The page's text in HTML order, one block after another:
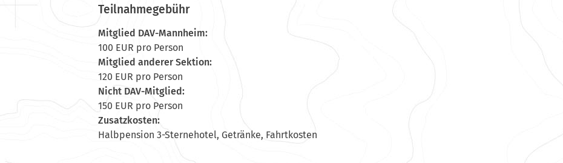
Teilnahmegebühr
Mitglied DAV-Mannheim:
100 EUR pro Person
Mitglied anderer Sektion:
120 EUR pro Person
Nicht DAV-Mitglied:
150 EUR pro Person
Zusatzkosten:
Halbpension 3-Sternehotel, Getränke, Fahrtkosten